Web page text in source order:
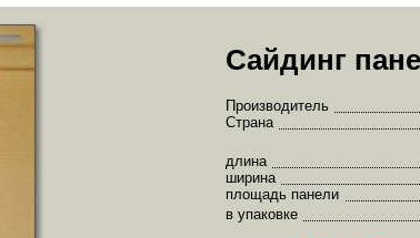
Сайдинг
Производитель
Страна
длина
ширина
площадь панели
в упаковке